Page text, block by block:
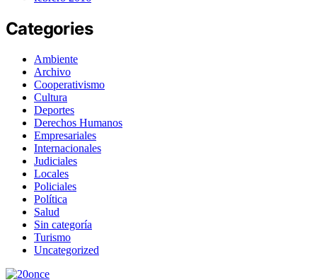
Categories
Ambiente
Archivo
Cooperativismo
Cultura
Deportes
Derechos Humanos
Empresariales
Internacionales
Judiciales
Locales
Policiales
Política
Salud
Sin categoría
Turismo
Uncategorized